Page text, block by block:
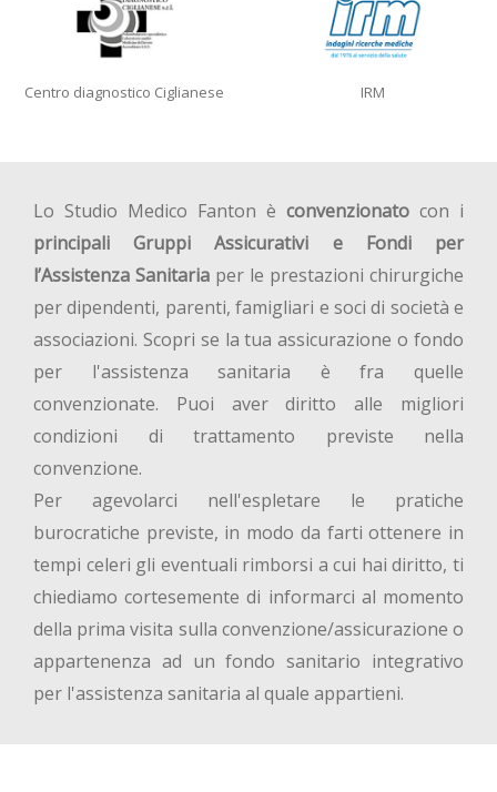
Centro diagnostico Ciglianese IRM
Lo Studio Medico Fanton è convenzionato con i
principali Gruppi Assicurativi e Fondi per
l’Assistenza Sanitaria per le prestazioni chirurgiche
per dipendenti, parenti, famigliari e soci di società e
associazioni. Scopri se la tua assicurazione o fondo
per l'assistenza sanitaria è fra quelle
convenzionate. Puoi aver diritto alle migliori
condizioni di trattamento previste nella
convenzione.
Per agevolarci nell'espletare le pratiche
burocratiche previste, in modo da farti ottenere in
tempi celeri gli eventuali rimborsi a cui hai diritto, ti
chiediamo cortesemente di informarci al momento
della prima visita sulla convenzione/assicurazione o
appartenenza ad un fondo sanitario integrativo
per l'assistenza sanitaria al quale appartieni.